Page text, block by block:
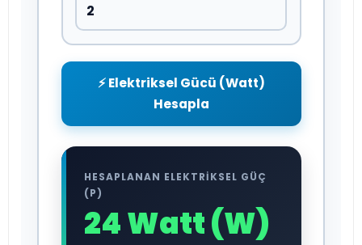
⚡ Elektriksel Gücü (Watt)
Hesapla
HESAPLANAN ELEKTRİKSEL GÜÇ
(P)
24 Watt (W)